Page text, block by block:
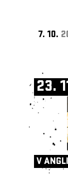
7. 10.
23.
V